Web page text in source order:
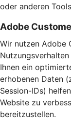
oder anderen
Adobe
Wir nutzen Adobe
Ihnen ein
erhobenen Daten
Session-IDs)
Website zu
bereitzustellen.